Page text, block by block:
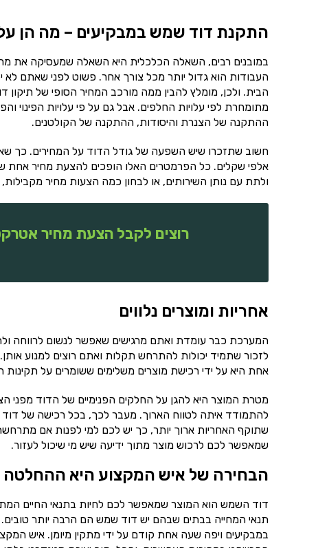
התקנת דוד שמש במבקיעים – מה הן
במובנים רבים, השאלה הכלכלית היא השאלה שמעסיקה את
העבודות הוא גדול יותר מכל צורך אחר. פשוט לפני שאתם לא
הבית. ולכן, מומלץ להבין ממה מורכב המחיר הסופי של
מתומחרת לפי עלויות החלפים. אבל גם על פי עלויות הפינוי
ההתקנה של הצנרת והיסודות, ההתקנה של הקולטנים.
חשוב שתזכרו שיש השפעה של גודל הדוד על המחירים. כך
אלפי שקלים. כל הפרמטרים האלו הופכים להצעת מחיר
ולתת עם נותן השירותים, או לבחון כמה הצעות מחיר מקבילות,
רוצים לקבל הצעת מחיר
אחריות ומוצרים נלווים
המערכת כבר עומדת ואתם מרגישים שאפשר לנשום לרווחה
לזכור שתמיד יכולות להתרחש תקלות ואתם רוצים למנוע
אחת היא על ידי רכישת מוצרים משלימים ששומרים על
מטרת המוצר היא להגן על החלקים הפנימיים של הדוד מפני
להתמודד איתה לטווח הארוך. מעבר לכך, בכל רכישה של
שתוקף האחריות ארוך יותר, כך יש לכם למי לפנות אם
שמאפשר לכם לרכוש מוצר מתוך ידיעה שיש מי שיכול לעזור.
הבחירה של איש המקצוע היא ההחלטה
דוד השמש הוא המוצר שמאפשר לכם לחיות בתנאי החיים
תנאי המחייה בבתים שבהם יש דוד שמש הם הרבה יותר
במבקיעים ויפה שעה אחת קודם על ידי מתקין מיומן. איש